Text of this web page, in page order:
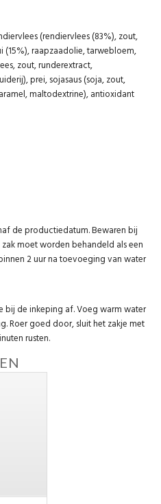
(rendiervlees (83%), zout,
(15%), raapzaadolie, tarwebloem,
zout, runderextract,
prei, sojasaus (soja, zout,
maltodextrine), antioxidant
de productiedatum. Bewaren bij
moet worden behandeld als een
2 uur na toevoeging van water
bij de inkeping af. Voeg warm water
Roer goed door, sluit het zakje met
rusten.